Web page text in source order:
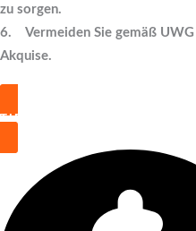
zu sorgen.
6. Vermeiden Sie gemäß
Akquise.
TIPP GEBEN – KONTAKT